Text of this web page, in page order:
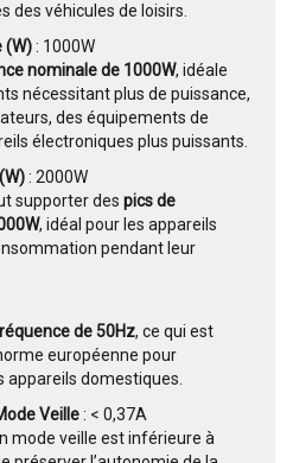
des véhicules de loisirs.
(W): 1000W
nominale de 1000W, idéale
nécessitant plus de puissance,
des équipements de
électroniques plus puissants.
: 2000W
supporter des pics de
, idéal pour les appareils
pendant leur
de 50Hz, ce qui est
européenne pour
appareils domestiques.
Veille: < 0,37A
mode veille est inférieure à